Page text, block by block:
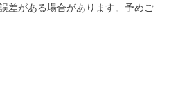
差がある場合があります。予めご